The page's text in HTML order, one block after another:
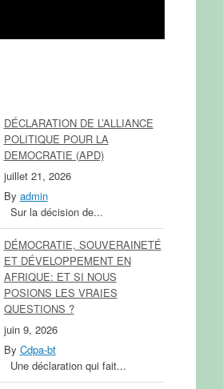
DÉCLARATION DE L’ALLIANCE
POLITIQUE POUR LA
DEMOCRATIE (APD)
juillet 21, 2026
By admin
Sur la décision de...
DÉMOCRATIE, SOUVERAINETÉ
ET DÉVELOPPEMENT EN
AFRIQUE: ET SI NOUS
POSIONS LES VRAIES
QUESTIONS ?
juin 9, 2026
By Cdpa-bt
Une déclaration qui fait...